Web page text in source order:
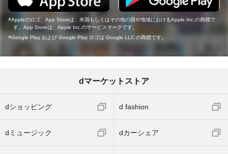
Appleのロゴ、App Storeは、米国もしくはその他の国や地域におけるApple Inc.の商標で
す。App Storeは、Apple Inc.のサービスマークです。
Google Play および Google Play ロゴは Google LLC の商標です。
dマーケットストア
dショッピング d fashion
dミュージック dカーシェア